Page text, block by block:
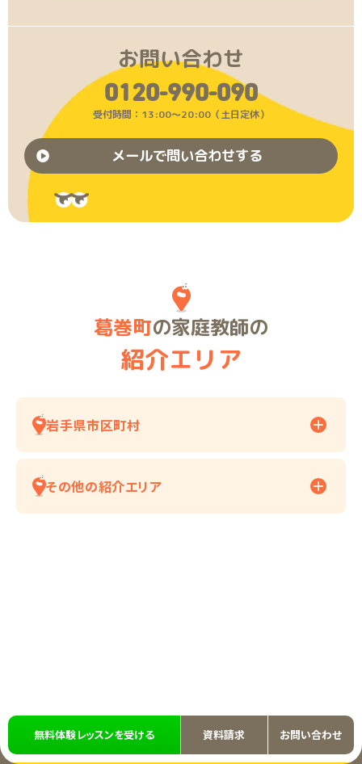
お問い合わせ
0120-990-090
受付時間：13:00〜20:00（土日定休）
メールで問い合わせする
葛巻町の家庭教師の
紹介エリア
岩手県市区町村
その他の紹介エリア
無料体験レッスンを受ける 資料請求 お問い合わせ